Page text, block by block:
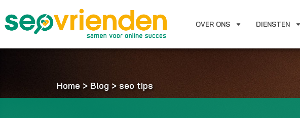
naar
inhoud
OVER ONS DIENSTEN
Home > Blog > seo tips